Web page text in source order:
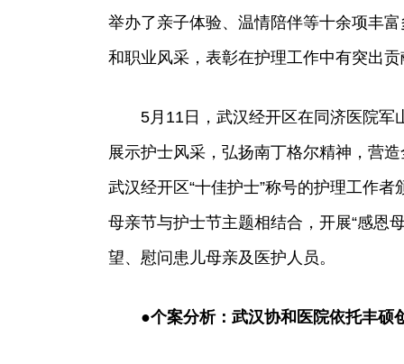
举办了亲子体验、温情陪伴等十余项丰
和职业风采，表彰在护理工作中有突出
5月11日，武汉经开区在同济医院
展示护士风采，弘扬南丁格尔精神，营
武汉经开区“十佳护士”称号的护理工作
母亲节与护士节主题相结合，开展“感恩
望、慰问患儿母亲及医护人员。
●个案分析：武汉协和医院依托丰硕